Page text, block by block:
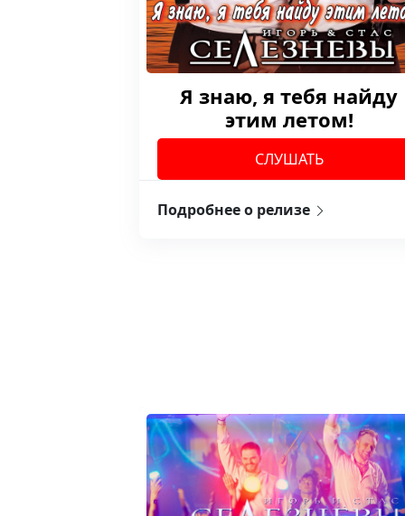
Я знаю, я тебя найду
этим летом!
СЛУШАТЬ
Подробнее о релизе